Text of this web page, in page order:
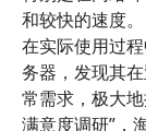
和较快的速度。
在实际使用过
务器，发现其
常需求，极大
满意度调研”，